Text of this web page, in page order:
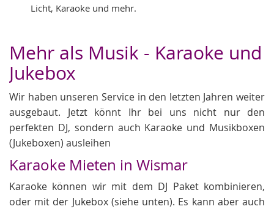
Licht, Karaoke und mehr.
Mehr als Musik - Karaoke und
Jukebox
Wir haben unseren Service in den letzten Jahren weiter
ausgebaut. Jetzt könnt Ihr bei uns nicht nur den
perfekten DJ, sondern auch Karaoke und Musikboxen
(Jukeboxen) ausleihen
Karaoke Mieten in Wismar
Karaoke können wir mit dem DJ Paket kombinieren,
oder mit der Jukebox (siehe unten). Es kann aber auch